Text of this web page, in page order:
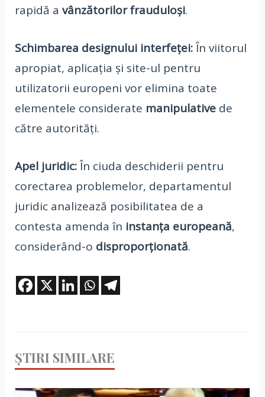
rapidă a vânzătorilor frauduloși.
Schimbarea designului interfeței:În viitorul
apropiat, aplicația și site-ul pentru
utilizatorii europeni vor elimina toate
elementele considerate manipulativede
către autorități.
Apel juridic:În ciuda deschiderii pentru
corectarea problemelor, departamentul
juridic analizează posibilitatea de a
contesta amenda în instanța europeană,
considerând-o disproporționată.
ȘTIRI SIMILARE